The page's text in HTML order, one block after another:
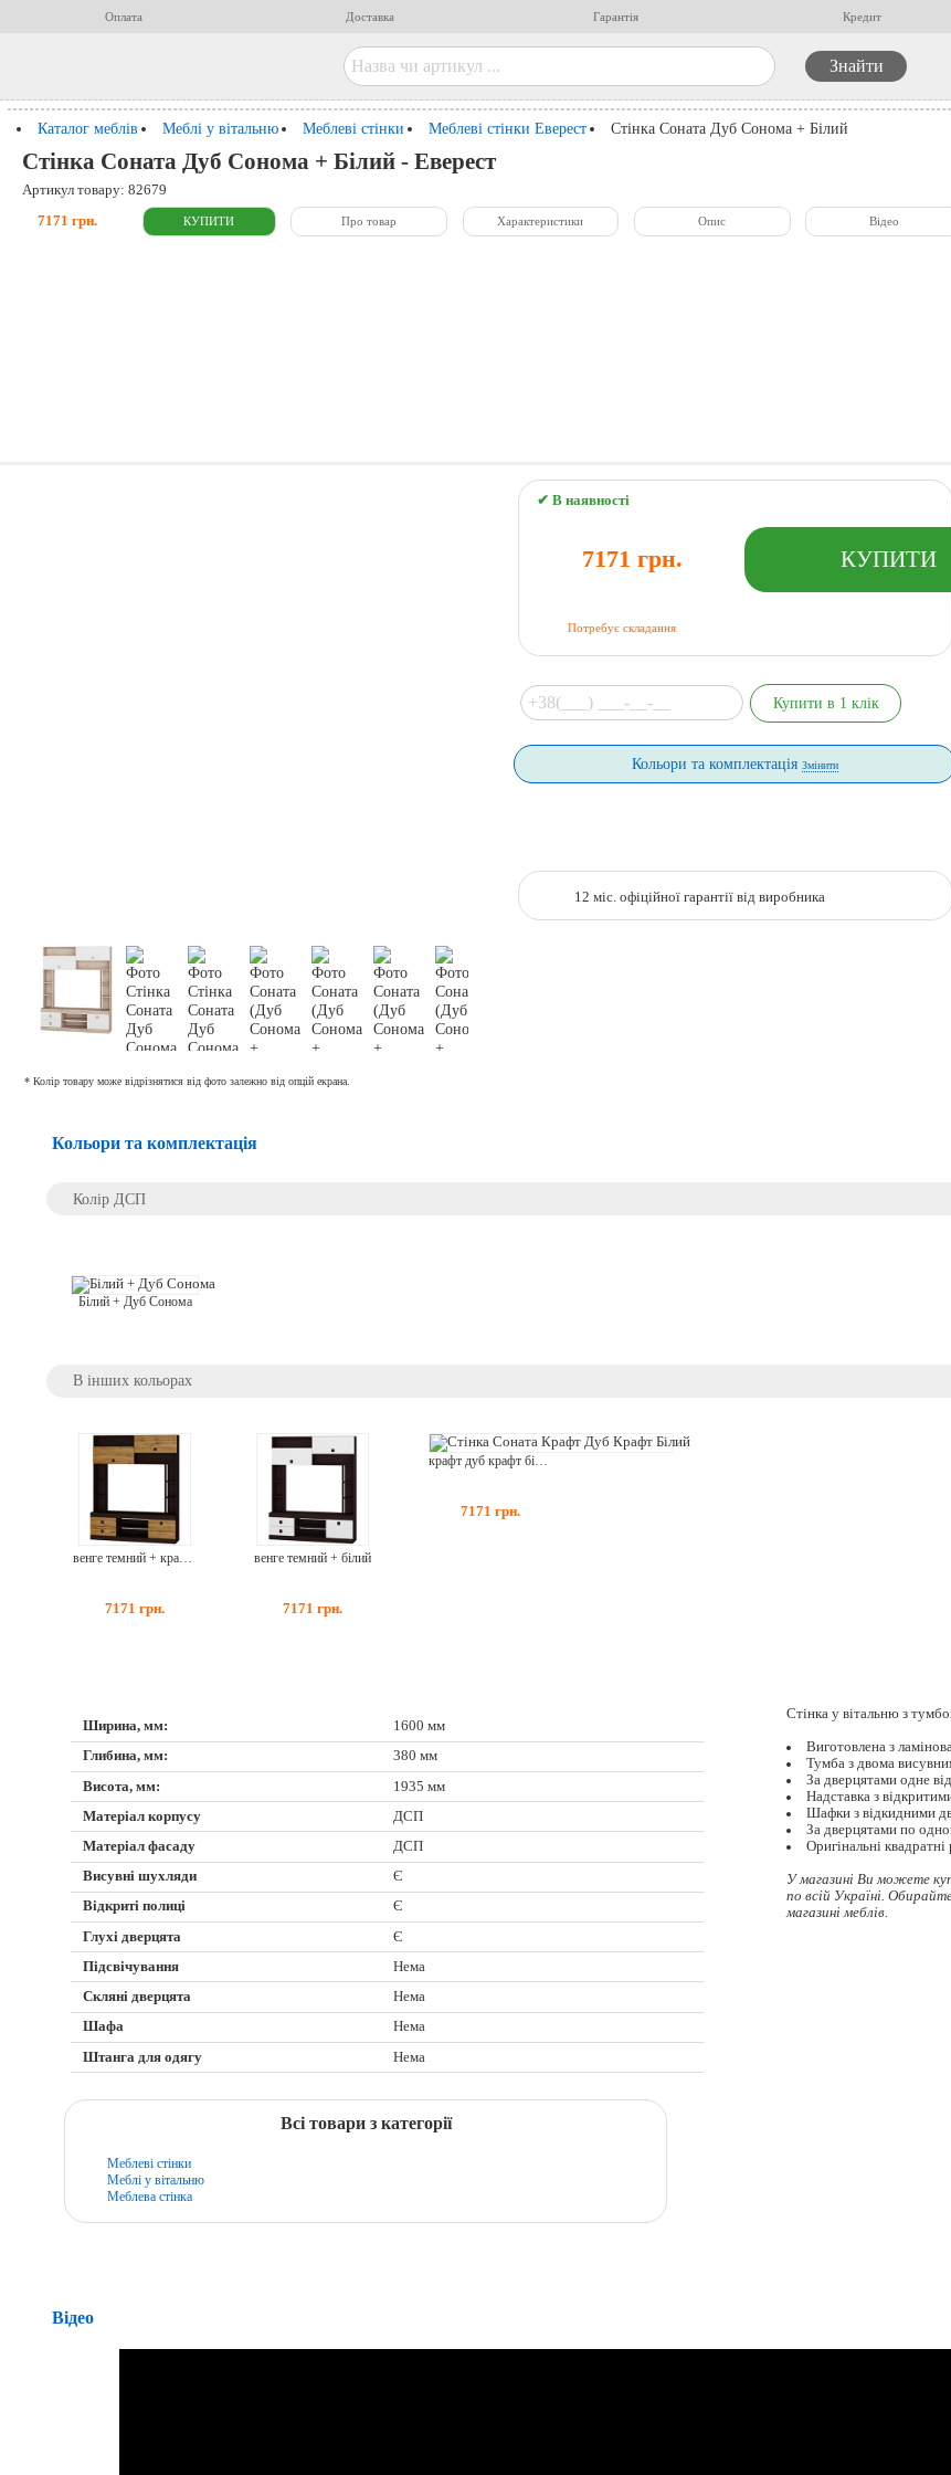
Оплата Доставка Гарантія Кредит
Каталог меблів Меблі у вітальню Меблеві стінки Меблеві стінки Еверест Стінка Соната Дуб Сонома + Білий
Стінка Соната Дуб Сонома + Білий - Еверест
Артикул товару: 82679
7171 грн. Про товар Характеристики Опис Відео
* Колір товару може відрізнятися від фото залежно від опцій екрана.
✔ В наявності
7171 грн.
Потребує складання
Кольори та комплектація Змінити
12 міс. офіційної гарантії від виробника
Кольори та комплектація
Колір ДСП
Білий + Дуб Сонома
В інших кольорах
7171 грн.
венге темний + білий
7171 грн.
7171 грн.
Ширина, мм:
1600 мм
Глибина, мм:
380 мм
Висота, мм:
1935 мм
Матеріал корпусу
ДСП
Матеріал фасаду
ДСП
Висувні шухляди
Є
Відкриті полиці
Є
Глухі дверцята
Є
Підсвічування
Нема
Скляні дверцята
Нема
Шафа
Нема
Штанга для одягу
Нема
Всі товари з категорії
Меблеві стінки
Меблі у вітальню
Меблева стінка
Стінка у вітальню з
Виготовлена з
Тумба з двома
За дверцятами одне
Надставка з
Шафки з відкидними
За дверцятами по
Оригінальні
У магазині Ви можете
по всій Україні.
магазині меблів.
Відео